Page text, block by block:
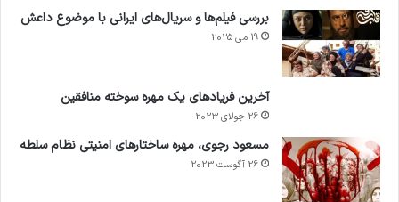
بررسی فیلم‌ها و سریال‌های ایرانی با موضوع داعش
19 می 2025
آخرین فریادهای یک مهره سوخته منافقین
26 جولای 2023
مسعود رجوی، مهره ساختارهای امنیتی نظام سلطه
26 آگوست 2023